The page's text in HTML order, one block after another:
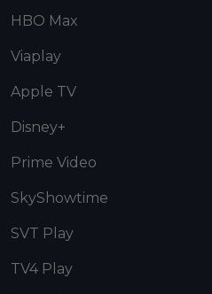
HBO Max
Viaplay
Apple TV
Disney+
Prime Video
SkyShowtime
SVT Play
TV4 Play